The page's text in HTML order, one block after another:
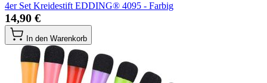
4er Set Kreidestift EDDING® 4095 - Farbig
14,90 €
In den Warenkorb